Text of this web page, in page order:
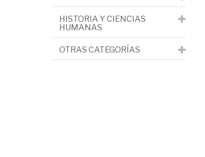
HISTORIA Y CIENCIAS
HUMANAS
OTRAS CATEGORÍAS